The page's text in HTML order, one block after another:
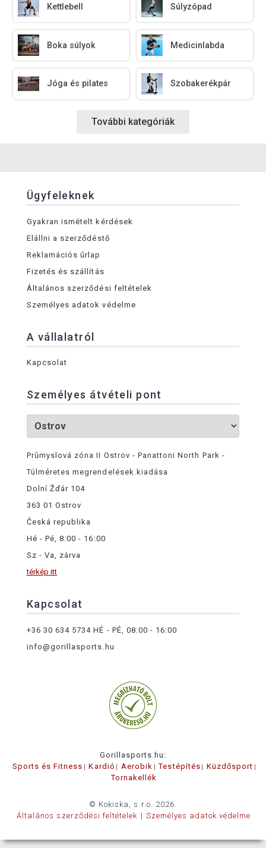
Kettlebell Súlyzópad
Boka súlyok Medicinlabda
Jóga és pilates Szobakerékpár
További kategóriák
Ügyfeleknek
Gyakran ismételt kérdések
Elállni a szerződéstő
Reklamációs űrlap
Fizetés és szállítás
Általános szerződési feltételek
Személyes adatok védelme
A vállalatról
Kapcsolat
Személyes átvételi pont
Průmyslová zóna II Ostrov - Panattoni North Park -
Túlméretes megrendelések kiadása
Dolní Žďár 104
363 01 Ostrov
Česká republika
Hé - Pé, 8:00 - 16:00
Sz - Va, zárva
térkép itt
Kapcsolat
+36 30 634 5734 HÉ - PÉ, 08:00 - 16:00
info@gorillasports.hu
Gorillasports.hu:
Sports és Fitness
Kardió Aerobik Testépítés
Küzdősport
Tornakellék
© Kokiska, s.r.o. 2026.
Általános szerződési feltételek
Személyes adatok védelme